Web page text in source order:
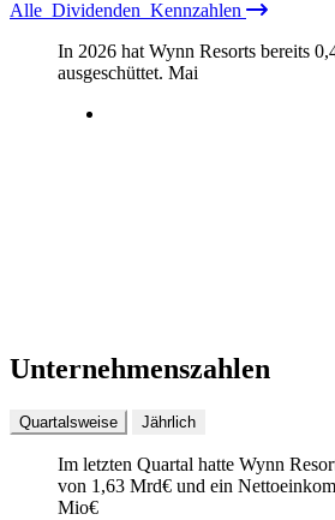
Alle Dividenden Kennzahlen
In 2026 hat Wynn Resorts bereits
ausgeschüttet. Mai
Unternehmenszahlen
Quartalsweise Jährlich
Im letzten Quartal hatte Wynn
von 1,63 Mrd€ und ein
Mio€